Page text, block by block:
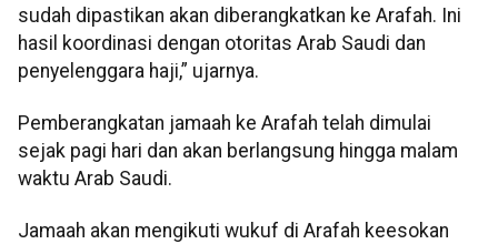
sudah dipastikan akan diberangkatkan ke Arafah. Ini
hasil koordinasi dengan otoritas Arab Saudi dan
penyelenggara haji,” ujarnya.
Pemberangkatan jamaah ke Arafah telah dimulai
sejak pagi hari dan akan berlangsung hingga malam
waktu Arab Saudi.
Jamaah akan mengikuti wukuf di Arafah keesokan